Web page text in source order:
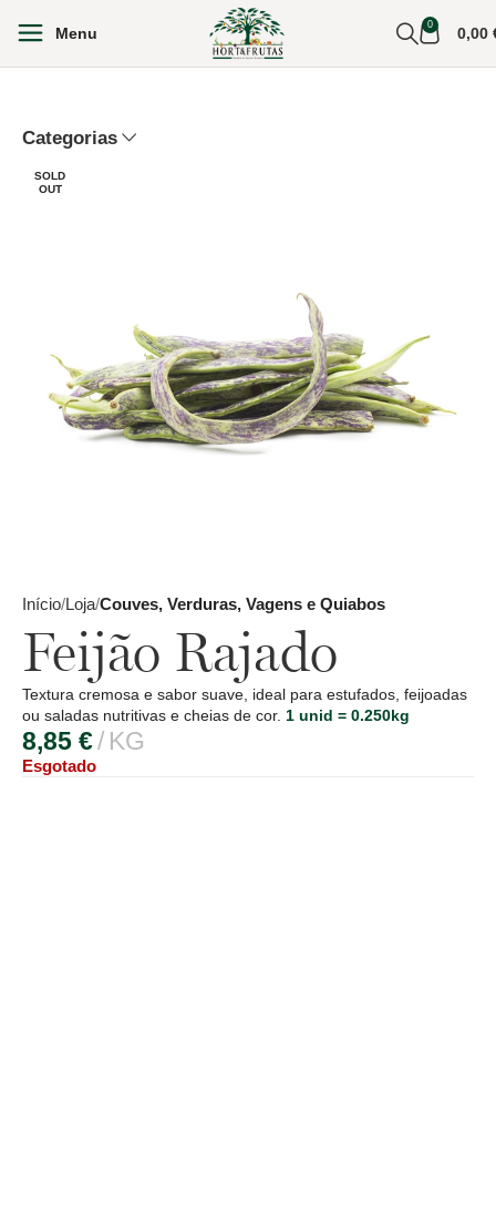
Menu 0 0,00
Categorias
SOLD
OUT
Início Loja Couves, Verduras, Vagens e Quiabos
Feijão Rajado
Textura cremosa e sabor suave, ideal para estufados, feijoadas
ou saladas nutritivas e cheias de cor. 1 unid = 0.250kg
8,85 € KG
Esgotado